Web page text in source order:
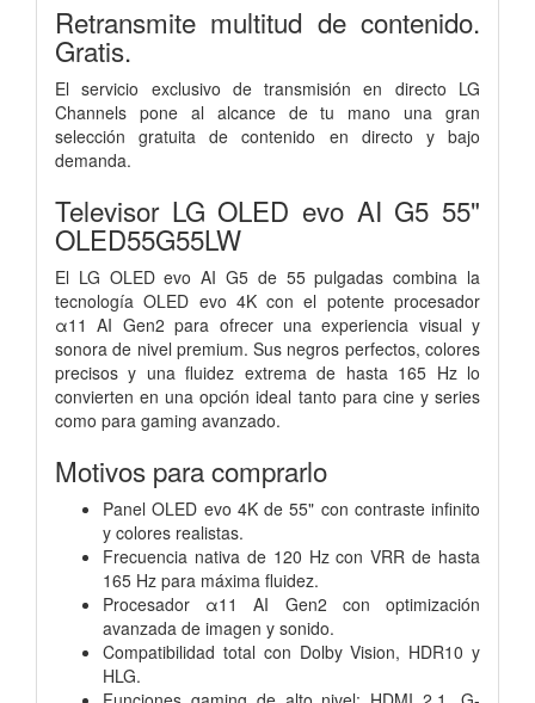
Retransmite multitud de contenido.
Gratis.
El servicio exclusivo de transmisión en directo LG
Channels pone al alcance de tu mano una gran
selección gratuita de contenido en directo y bajo
demanda.
Televisor LG OLED evo AI G5 55"
OLED55G55LW
El LG OLED evo AI G5 de 55 pulgadas combina la
tecnología OLED evo 4K con el potente procesador
α11 AI Gen2 para ofrecer una experiencia visual y
sonora de nivel premium. Sus negros perfectos, colores
precisos y una fluidez extrema de hasta 165 Hz lo
convierten en una opción ideal tanto para cine y series
como para gaming avanzado.
Motivos para comprarlo
Panel OLED evo 4K de 55" con contraste infinito
y colores realistas.
Frecuencia nativa de 120 Hz con VRR de hasta
165 Hz para máxima fluidez.
Procesador α11 AI Gen2 con optimización
avanzada de imagen y sonido.
Compatibilidad total con Dolby Vision, HDR10 y
HLG.